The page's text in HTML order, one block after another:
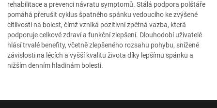
rehabilitace a prevenci návratu symptomů. Stálá podpora polštáře
pomáhá přerušit cyklus špatného spánku vedoucího ke zvýšené
citlivosti na bolest, čímž vzniká pozitivní zpětná vazba, která
podporuje celkové zdraví a funkční zlepšení. Dlouhodobí uživatelé
hlásí trvalé benefity, včetně zlepšeného rozsahu pohybu, snížené
závislosti na lécích a vyšší kvalitu života díky lepšímu spánku a
nižším denním hladinám bolesti.